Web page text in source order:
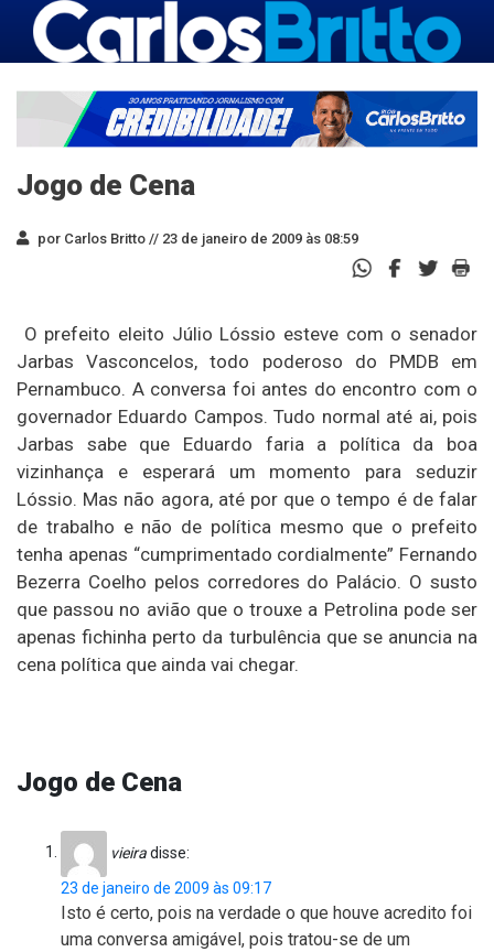
Jogo de Cena
por Carlos Britto // 23 de janeiro de 2009 às 08:59
O prefeito eleito Júlio Lóssio esteve com o senador
Jarbas Vasconcelos, todo poderoso do PMDB em
Pernambuco. A conversa foi antes do encontro com o
governador Eduardo Campos. Tudo normal até ai, pois
Jarbas sabe que Eduardo faria a política da boa
vizinhança e esperará um momento para seduzir
Lóssio. Mas não agora, até por que o tempo é de falar
de trabalho e não de política mesmo que o prefeito
tenha apenas “cumprimentado cordialmente” Fernando
Bezerra Coelho pelos corredores do Palácio. O susto
que passou no avião que o trouxe a Petrolina pode ser
apenas fichinha perto da turbulência que se anuncia na
cena política que ainda vai chegar.
Jogo de Cena
vieiradisse:
23 de janeiro de 2009 às 09:17
Isto é certo, pois na verdade o que houve acredito foi
uma conversa amigável, pois tratou-se de um